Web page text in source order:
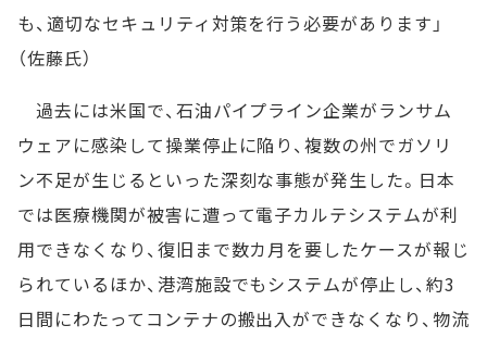
も、適切なセキュリティ対策を行う必要があります」
（佐藤氏）
過去には米国で、石油パイプライン企業がランサム
ウェアに感染して操業停止に陥り、複数の州でガソリ
ン不足が生じるといった深刻な事態が発生した。日本
では医療機関が被害に遭って電子カルテシステムが利
用できなくなり、復旧まで数カ月を要したケースが報じ
られているほか、港湾施設でもシステムが停止し、約3
日間にわたってコンテナの搬出入ができなくなり、物流